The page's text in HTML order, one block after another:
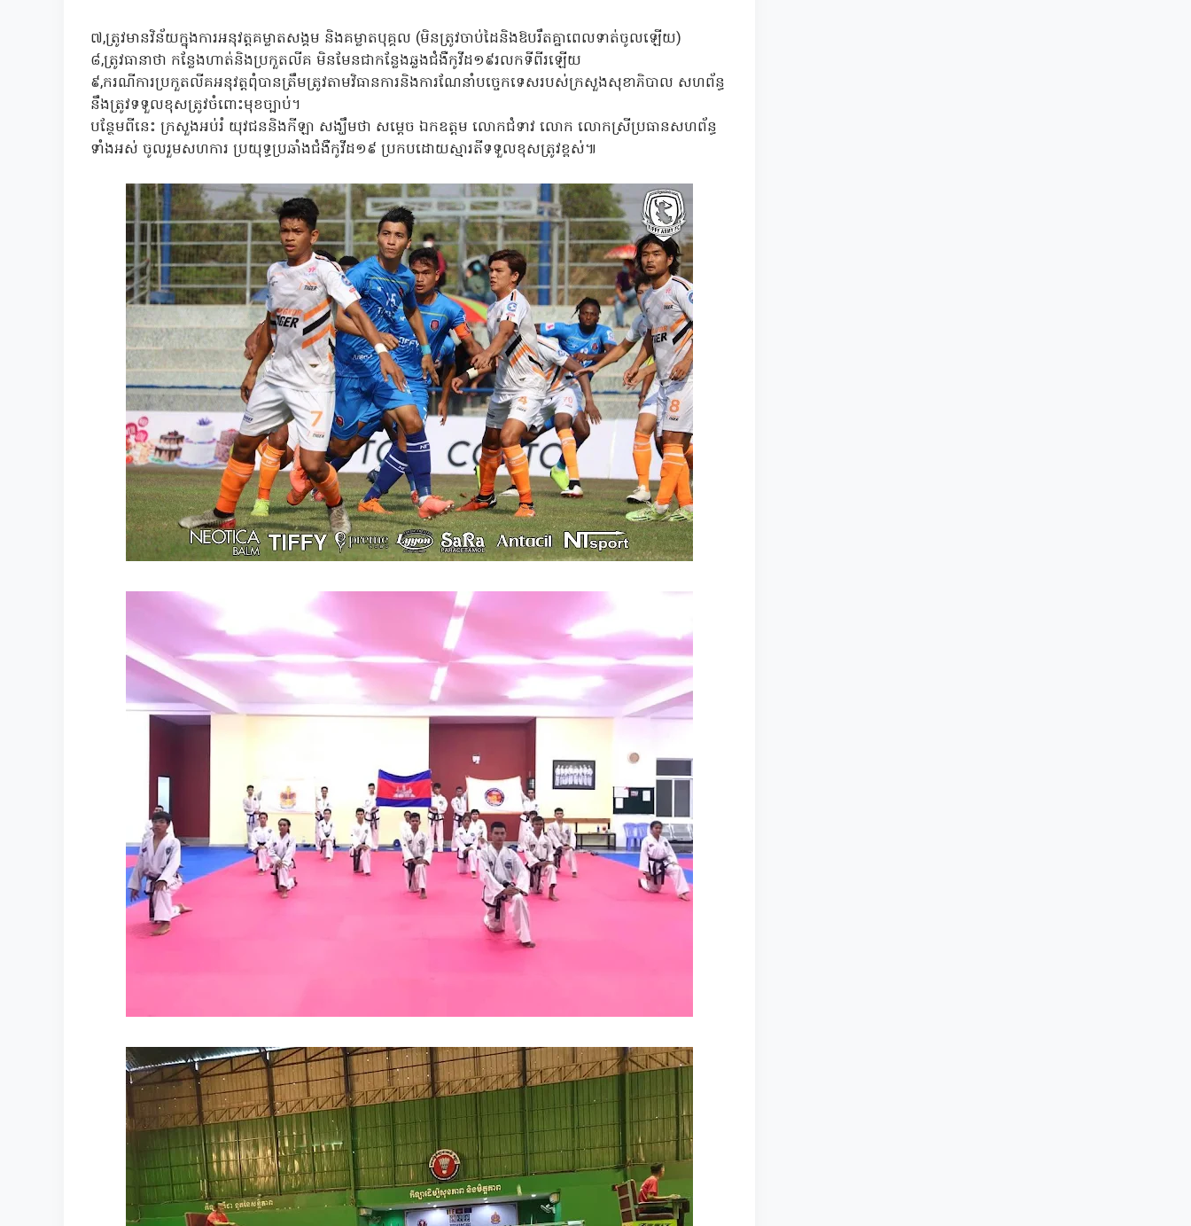
៧,ត្រូវមានវិន័យក្នុងការអនុវត្តគម្លាតសង្គម និងគម្លាតបុគ្គល (មិនត្រូវចាប់ដៃនិងឱបរឹតគ្នាពេលទាត់ចូលឡើយ)
៨,ត្រូវធានាថា កន្លែងហាត់និងប្រកួតលីគ មិនមែនជាកន្លែងឆ្លងជំងឺកូវីដ១៩រលកទីពីរឡើយ
៩,ករណីការប្រកួតលីគអនុវត្តពុំបានត្រឹមត្រូវតាមវិធានការនិងការណែនាំបច្ចេកទេសរបស់ក្រសួងសុខាភិបាល សហព័ន្ធ
នឹងត្រូវទទួលខុសត្រូវចំពោះមុខច្បាប់។
បន្ថែមពីនេះ ក្រសួងអប់រំ យុវជននិងកីឡា សង្ឃឹមថា សម្តេច ឯកឧត្តម លោកជំទាវ លោក លោកស្រីប្រធានសហព័ន្ធ
ទាំងអស់ ចូលរួមសហការ ប្រយុទ្ធប្រឆាំងជំងឺកូវីដ១៩ ប្រកបដោយស្មារតីទទួលខុសត្រូវខ្ពស់៕